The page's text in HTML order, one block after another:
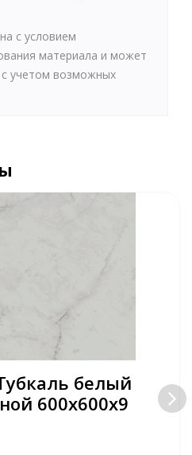
с условием
материала и может
учетом возможных
белый
600x600x9